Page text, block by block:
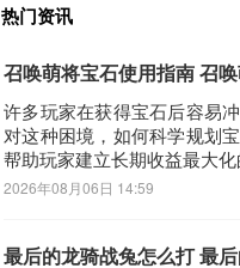
热门资讯
召唤萌将宝石使用指南 召
许多玩家在获得宝石后容易
对这种困境，如何科学规划
帮助玩家建立长期收益最大
2026年08月06日 14:59
最后的龙骑战兔怎么打 最